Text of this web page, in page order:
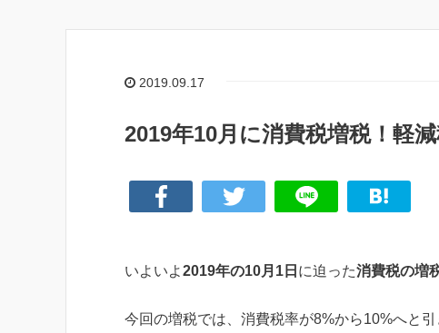
2019.09.17
2019年10月に消費税増税！軽
いよいよ2019年の10月1日 に迫った消費税の増
今回の増税では、消費税率が8%から10%へと引